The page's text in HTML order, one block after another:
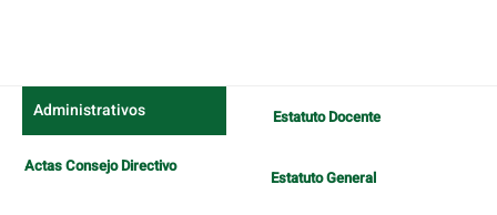
Administrativos
Actas Consejo Directivo
Estatuto Docente
Estatuto General